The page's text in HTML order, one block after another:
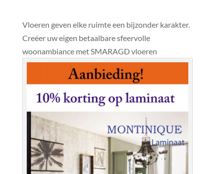
Vloeren geven elke ruimte een bijzonder karakter.
Creéer uw eigen betaalbare sfeervolle
woonambiance met SMARAGD vloeren